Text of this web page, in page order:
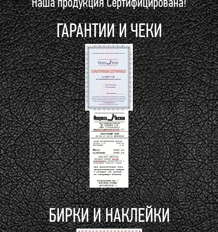
ГАРАНТИИ И ЧЕКИ
БИРКИ И НАКЛЕЙКИ